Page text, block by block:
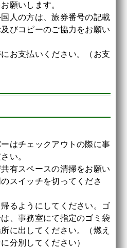
願いします。
人の方は、旅券番号の記載
びコピーのご協力をお願い
お支払いください。（お支
はチェックアウトの際に事
い。
有スペースの清掃をお願い
スイッチを切ってくださ
るようにしてください。ゴ
、事務室にて指定のゴミ袋
に出してください。（燃え
分別してください）